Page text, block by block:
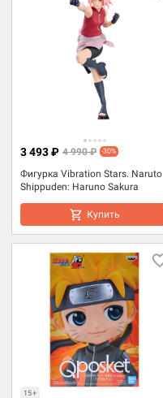
Фигурка Vibration Stars. Naruto
Shippuden: Haruno Sakura
3 493 ₽ 4 990 ₽ -30%
Купить
15+